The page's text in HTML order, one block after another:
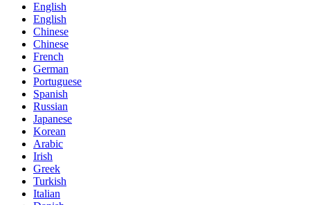
English
English
Chinese
Chinese
French
German
Portuguese
Spanish
Russian
Japanese
Korean
Arabic
Irish
Greek
Turkish
Italian